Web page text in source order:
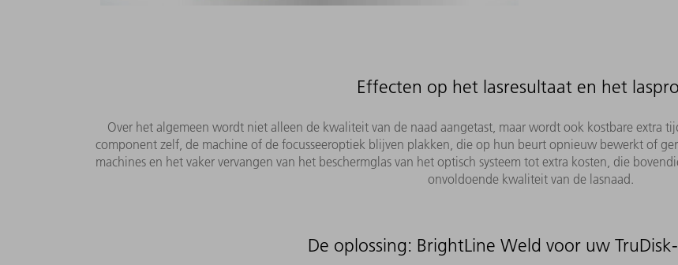
Effecten op het lasresultaat en het
Over het algemeen wordt niet alleen de kwaliteit van de naad aangetast, maar wordt ook kostbare extra
component zelf, de machine of de focusseeroptiek blijven plakken, die op hun beurt opnieuw bewerkt of
machines en het vaker vervangen van het beschermglas van het optisch systeem tot extra kosten, die
onvoldoende kwaliteit van de lasnaad.
De oplossing: BrightLine Weld voor uw